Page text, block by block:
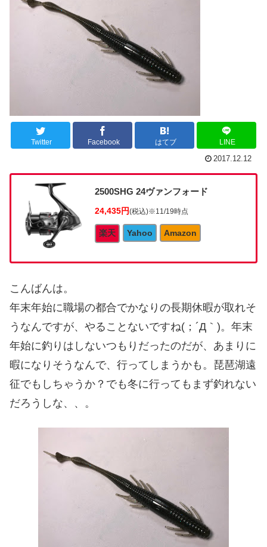
Twitter Facebook はてブ LINE
2017.12.12
2500SHG 24ヴァンフォード
24,435円(税込)※11/19時点
楽天 Yahoo Amazon
こんばんは。
年末年始に職場の都合でかなりの長期休暇が取れそ
うなんですが、やることないですね(；´Д｀)。年末
年始に釣りはしないつもりだったのだが、あまりに
暇になりそうなんで、行ってしまうかも。琵琶湖遠
征でもしちゃうか？でも冬に行ってもまず釣れない
だろうしな、、。